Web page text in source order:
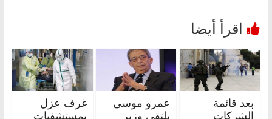
بعد قائمة
الشركات
عمرو موسى
يلتقي وزير
غرف عزل
بمستشفيات